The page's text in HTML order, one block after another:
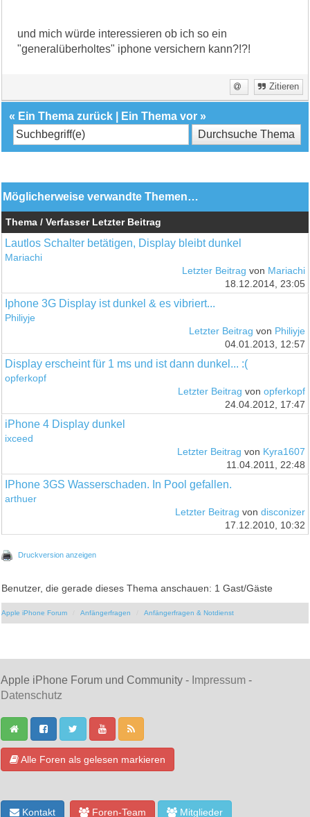
und mich würde interessieren ob ich so ein
"generalüberholtes" iphone versichern kann?!?!
Zitieren
« Ein Thema zurück Ein Thema vor »
Möglicherweise verwandte Themen…
Thema / Verfasser Letzter Beitrag
Lautlos Schalter betätigen, Display bleibt dunkel
Mariachi
Letzter Beitrag von Mariachi
18.12.2014, 23:05
Iphone 3G Display ist dunkel & es vibriert...
Philiyje
Letzter Beitrag von Philiyje
04.01.2013, 12:57
Display erscheint für 1 ms und ist dann dunkel... :(
opferkopf
Letzter Beitrag von opferkopf
24.04.2012, 17:47
iPhone 4 Display dunkel
ixceed
Letzter Beitrag von Kyra1607
11.04.2011, 22:48
IPhone 3GS Wasserschaden. In Pool gefallen.
arthuer
Letzter Beitrag von disconizer
17.12.2010, 10:32
Druckversion anzeigen
Benutzer, die gerade dieses Thema anschauen: 1 Gast/Gäste
Apple iPhone Forum Anfängerfragen Anfängerfragen & Notdienst
Apple iPhone Forum und Community - Impressum -
Datenschutz
Alle Foren als gelesen markieren
Kontakt Foren-Team Mitglieder